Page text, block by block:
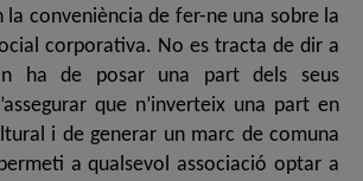
la conveniència de fer-ne una sobre la
corporativa. No es tracta de dir a
ha de posar una part dels seus
que n’inverteix una part en
i de generar un marc de comuna
a qualsevol associació optar a